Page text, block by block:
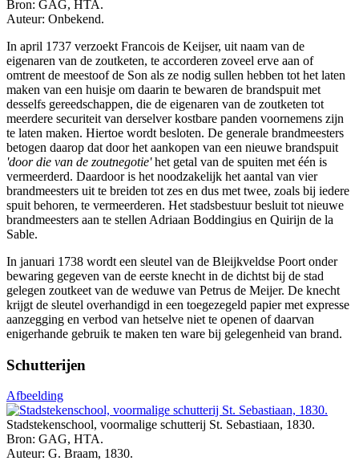
Bron: GAG, HTA.
Auteur: Onbekend.
In april 1737 verzoekt Francois de Keijser, uit naam van de
eigenaren van de zoutketen, te accorderen zoveel erve aan of
omtrent de meestoof de Son als ze nodig sullen hebben tot het laten
maken van een huisje om daarin te bewaren de brandspuit met
desselfs gereedschappen, die de eigenaren van de zoutketen tot
meerdere securiteit van derselver kostbare panden voornemens zijn
te laten maken. Hiertoe wordt besloten. De generale brandmeesters
betogen daarop dat door het aankopen van een nieuwe brandspuit
'door die van de zoutnegotie'het getal van de spuiten met één is
vermeerderd. Daardoor is het noodzakelijk het aantal van vier
brandmeesters uit te breiden tot zes en dus met twee, zoals bij iedere
spuit behoren, te vermeerderen. Het stadsbestuur besluit tot nieuwe
brandmeesters aan te stellen Adriaan Boddingius en Quirijn de la
Sable.
In januari 1738 wordt een sleutel van de Bleijkveldse Poort onder
bewaring gegeven van de eerste knecht in de dichtst bij de stad
gelegen zoutkeet van de weduwe van Petrus de Meijer. De knecht
krijgt de sleutel overhandigd in een toegezegeld papier met expresse
aanzegging en verbod van hetselve niet te openen of daarvan
enigerhande gebruik te maken ten ware bij gelegenheid van brand.
Schutterijen
Afbeelding
Stadstekenschool, voormalige schutterij St. Sebastiaan, 1830.
Bron: GAG, HTA.
Auteur: G. Braam, 1830.